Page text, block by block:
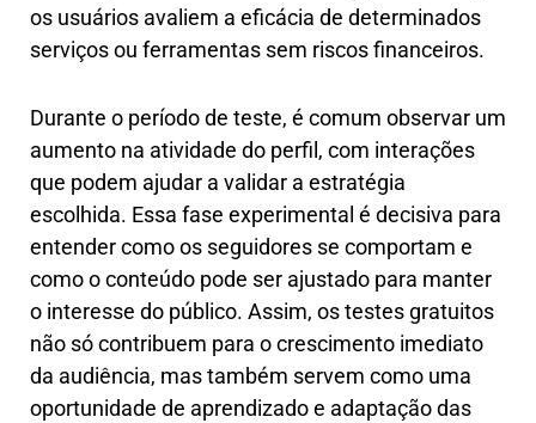
os usuários avaliem a eficácia de determinados
serviços ou ferramentas sem riscos financeiros.
Durante o período de teste, é comum observar um
aumento na atividade do perfil, com interações
que podem ajudar a validar a estratégia
escolhida. Essa fase experimental é decisiva para
entender como os seguidores se comportam e
como o conteúdo pode ser ajustado para manter
o interesse do público. Assim, os testes gratuitos
não só contribuem para o crescimento imediato
da audiência, mas também servem como uma
oportunidade de aprendizado e adaptação das